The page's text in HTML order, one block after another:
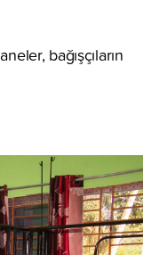
bağışçıların